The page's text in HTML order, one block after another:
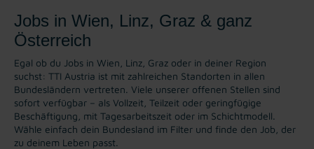
Jobs in Wien, Linz, Graz & ganz
Österreich
Egal ob du Jobs in Wien, Linz, Graz oder in deiner Region
suchst: TTI Austria ist mit zahlreichen Standorten in allen
Bundesländern vertreten. Viele unserer offenen Stellen sind
sofort verfügbar – als Vollzeit, Teilzeit oder geringfügige
Beschäftigung, mit Tagesarbeitszeit oder im Schichtmodell.
Wähle einfach dein Bundesland im Filter und finde den Job, der
zu deinem Leben passt.